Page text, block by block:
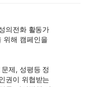
의전화 활동가
위해 캠페인을
제, 성평등 정
권이 위협받는